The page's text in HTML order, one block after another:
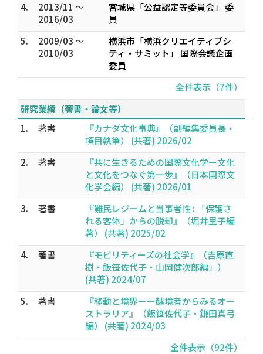
4.
2013/11 ～
2016/03
宮城県「公益認定等委員会」 委
員
5.
2009/03 ～
2010/03
横浜市「横浜クリエイティブシ
ティ・サミット」 国際会議企画
委員
全件表示（7件）
研究業績（著書・論文等）
1.
著書
『カナダ文化事典』（副編集委員長・
項目執筆） (共著) 2026/02
2.
著書
『共に生きるための国際文化学ー文化
と文化をつなぐ第一歩』（日本国際文
化学会編） (共著) 2026/01
3.
著書
『難民レジームと当事者性 : 「保護さ
れる客体」からの脱却』（堀井里子編
著） (共著) 2025/02
4.
著書
『モビリティーズの社会学』（吉原直
樹・飯笹佐代子・山岡健次郎編」）
(共著) 2024/07
5.
著書
『移動と境界ーー越境者からみるオー
ストラリア』（飯笹佐代子・鎌田真弓
編） (共著) 2024/03
全件表示（92件）